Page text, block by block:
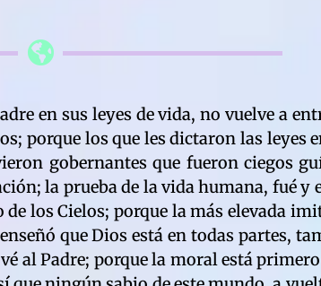
es el alfa y la omega, del Dios de cada uno, hecho un sólo Dios nomás; cada individualidad, posee una imágen de su Creador; que sólo el Creador comprende; porque estando Dios en todas partes, está también en los que sienten, y no saben definir lo que sienten; de verdad os digo, que lo que sienten los humildes y sencillos de corazón, está más cerca del Padre; que lo que sienten y experimentan los orgullosos; todo orgulloso es un atrasado en la evolución; porque ninguno de ellos, vuelve a entrar al Reino de los Cielos; el que no se entre al lugar de su propio orígen, es una demostración de imperfección, dentro de la misma imperfección que se pidió conocer; los sistemas de vida que no quieren reconocer a un Creador del infinito, pasarán la más grande verguenza; porque al mismo Hijo Primogénito pedirán que los vuelva niños; más, quien renegó del Padre, en la prueba de la vida, también renegó del hijo; porque entre Padre é hijo, exsiste el comunismo carnal; para merecer la gloria de tener una carne eterna, había que creer, y por sobre todas las cosas, en el Creador de un futuro deseo; que en un instante dado, se hará realidad; todo tiempo pasado, es juzjado; de como pensásteis en el tiempo que pedísteis en la prueba de la vida, depende vuestro futuro; ó sóis de carne eterna ó seguís el camino de la mortalidad; a lo que el mundo de la prueba estaba acostumbrado; el recuerdo de haber sido niño, y la de volver a ser un niño, fascinará a toda la humanidad; incluyendo a los que negaron la exsistencia de un Creador; bienaventurados los que creyeron sin pedir pruebas; porque volverán a ser niños; niños de carne inmortal; porque la carne mortal, fué pedida en la prueba de la vida; y esta ya no es su reino; porque todo reino que se inició como un pedido de vida, tiene su término; la carne mortal, fué pedida por vosotros, porque no la conocíais; todo lo imaginable se pide al Padre; la carne eterna conque serán premiados los humildes y sinceros de corazón, es la misma carne del Reino de los Cielos; porque lo de arriba es igual a lo de abajo; quiere decir, que este mundo empieza a transformarse, hasta nivelarse con el Reino de los Cielos; conservando su dimensión microscópica; he aquí que de la Tierra misma nace la luz; porque de las mismas tinieblas, el Padre saca la luz; toda tiniebla es transformable a luz; y toda luz, cuando viola la ley del Padre, se vuelve tinieblas; este mundo está a las puertas, de ver prodigios, que ninguna generación vió; porque en la gloria de la Trinidad encarnada, participan todos los elementos de la naturaleza; lo que ninguna criatura humana puede hacerlo; de verdad os digo, que esta morada planetaria, entra a la fascinante era galáctica; la era inmortal; la era que eclipsa a todas las que hubieron en la Tierra; la era de los viajes interplanetarios; de los viajes de sol a sol; la era en que teniendo todos una carne eterna, podrán llegar a regiones infinitas del cosmos; a galáxias que ni soñaron en conocer, los hombres del mundo de la prueba; esta nueva era es el nuevo reino que se suma a otros infinitos reinos del universo; porque lo sucedido en